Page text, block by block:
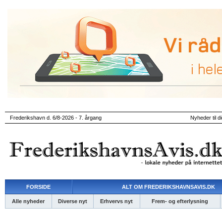
Frederikshavn d. 6/8-2026 - 7. årgang Nyheder til
FORSIDE ALT OM FREDERIKSHAVNSAVIS.DK
Alle nyheder Diverse nyt Erhvervs nyt Frem- og efterlysning